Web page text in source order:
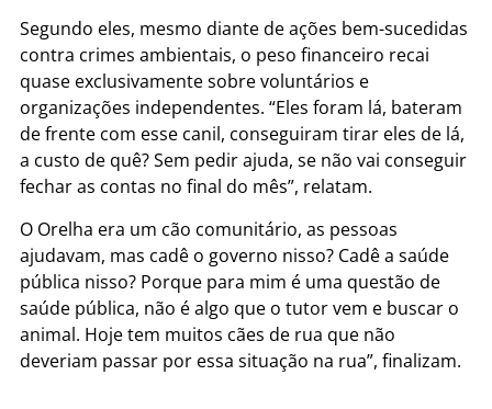
Segundo eles, mesmo diante de ações bem-sucedidas
contra crimes ambientais, o peso financeiro recai
quase exclusivamente sobre voluntários e
organizações independentes. “Eles foram lá, bateram
de frente com esse canil, conseguiram tirar eles de lá,
a custo de quê? Sem pedir ajuda, se não vai conseguir
fechar as contas no final do mês”, relatam.
O Orelha era um cão comunitário, as pessoas
ajudavam, mas cadê o governo nisso? Cadê a saúde
pública nisso? Porque para mim é uma questão de
saúde pública, não é algo que o tutor vem e buscar o
animal. Hoje tem muitos cães de rua que não
deveriam passar por essa situação na rua”, finalizam.